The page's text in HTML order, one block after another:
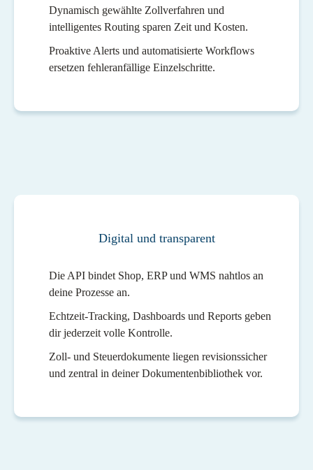
Dynamisch gewählte Zollverfahren und
intelligentes Routing sparen Zeit und Kosten.
Proaktive Alerts und automatisierte Workflows
ersetzen fehleranfällige Einzelschritte.
Digital und transparent
Die API bindet Shop, ERP und WMS nahtlos an
deine Prozesse an.
Echtzeit-Tracking, Dashboards und Reports geben
dir jederzeit volle Kontrolle.
Zoll- und Steuerdokumente liegen revisionssicher
und zentral in deiner Dokumentenbibliothek vor.